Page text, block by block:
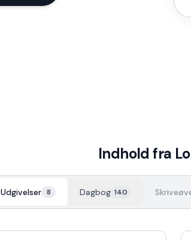
Indhold fra
Udgivelser 8 Dagbog 140